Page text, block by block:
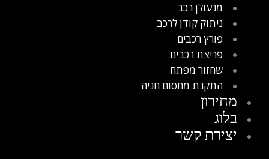
מנעולן רכב
ניתוק קודן לרכב
פורץ רכבים
פריצת רכבים
שחזור מפתח
התקנת מחסום חניה
מחירון
בלוג
יצירת קשר